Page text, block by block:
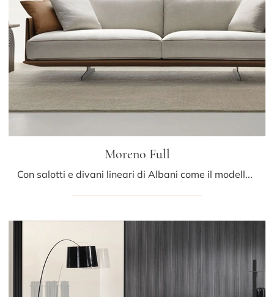
Moreno Full
Con salotti e divani lineari di Albani come il modello Moreno Full in tessuto, potrai ultimare il tuo concept d'arredo.